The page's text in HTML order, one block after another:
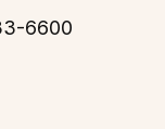
6600